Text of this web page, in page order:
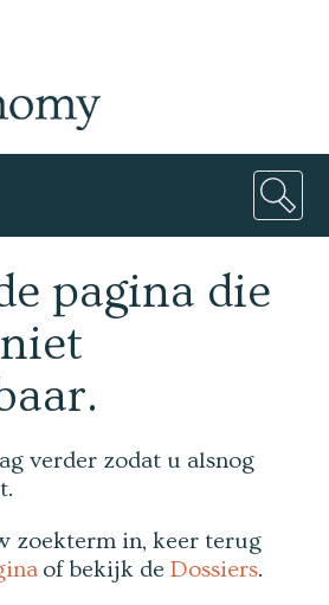
pagina die
verder zodat u alsnog
zoekterm in, keer terug
of bekijk deDossiers.